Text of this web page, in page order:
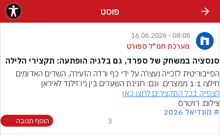
פוסט
08:08 - 16.06.2026
מערכת חמ"ל ספורט
סנסציה במשחק של ספרד, גם בלגיה הופתעה: תקצירי הלילה
חילצו 1:1 ממצרים. וגם: חגיגת השערים בין ניו זילנד לאיראן
לצפייה בכל התקצירים לחצו כאן
צילום: רויטרס
# מונדיאל 2026
3 הוסף תגובה